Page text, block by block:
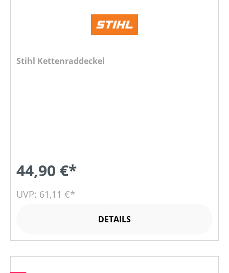
Stihl Kettenraddeckel
44,90 €*
UVP: 61,11 €*
DETAILS